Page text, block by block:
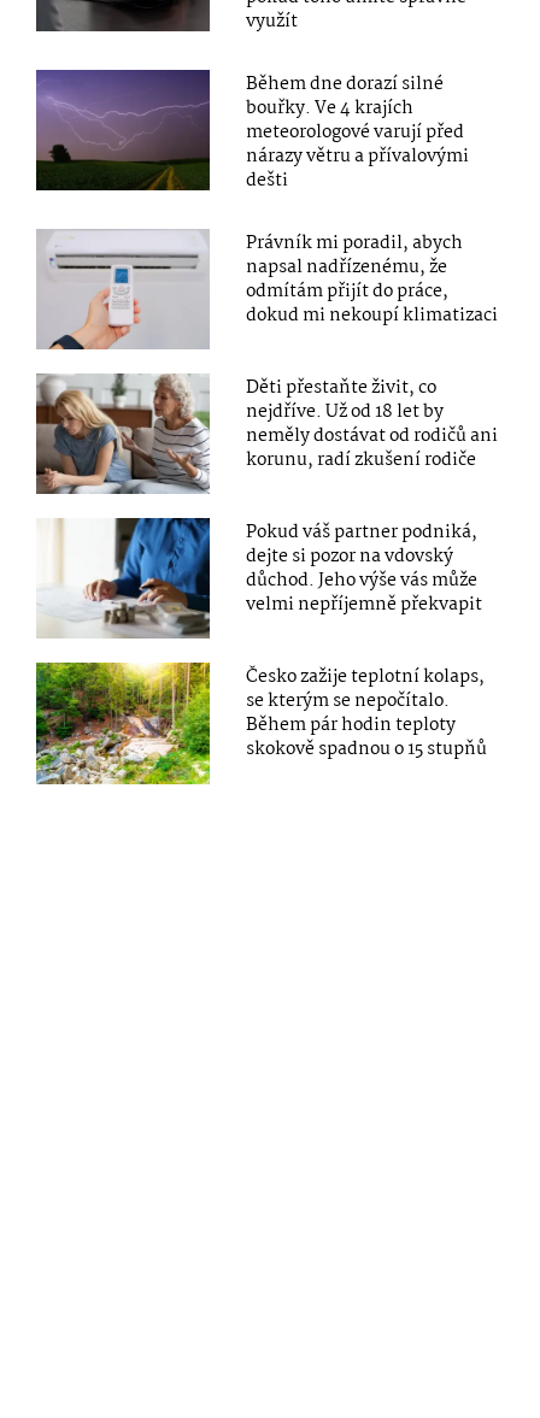
využít
Během dne dorazí silné
bouřky. Ve 4 krajích
meteorologové varují před
nárazy větru a přívalovými
dešti
Právník mi poradil, abych
napsal nadřízenému, že
odmítám přijít do práce,
dokud mi nekoupí klimatizaci
Děti přestaňte živit, co
nejdříve. Už od 18 let by
neměly dostávat od rodičů ani
korunu, radí zkušení rodiče
Pokud váš partner podniká,
dejte si pozor na vdovský
důchod. Jeho výše vás může
velmi nepříjemně překvapit
Česko zažije teplotní kolaps,
se kterým se nepočítalo.
Během pár hodin teploty
skokově spadnou o 15 stupňů